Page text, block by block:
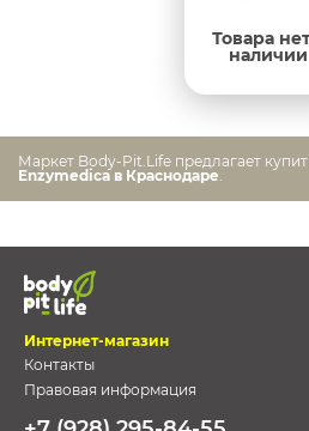
Товара
наличии
Маркет Body-Pit.Life предлагает
Enzymedica в Краснодаре
Интернет-магазин
Контакты
Правовая информация